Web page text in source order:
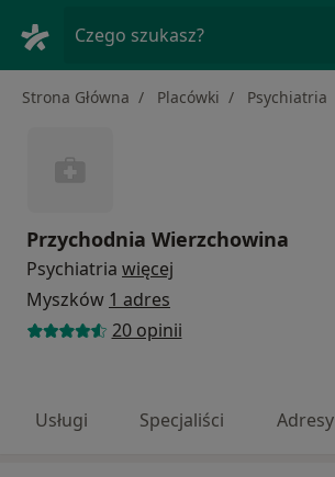
Czego szukasz?
Strona Główna Placówki Psychiatria
Przychodnia Wierzchowina
Psychiatria więcej
Myszków 1 adres
20 opinii
Usługi Specjaliści Adresy